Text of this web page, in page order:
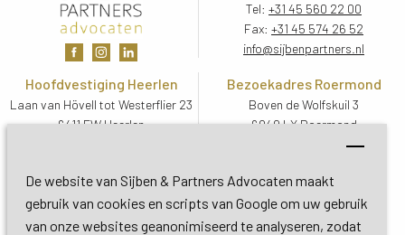
De website van Sijben & Partners Advocaten maakt
gebruik van cookies en scripts van Google om uw gebruik
van onze websites geanonimiseerd te analyseren, zodat
Tel: +31 45 560 22 00
Fax: +31 45 574 26 52
info@sijbenpartners.nl
Hoofdvestiging Heerlen
Laan van Hövell tot Westerflier 23
6411 EW Heerlen
Bezoekadres Roermond
Boven de Wolfskuil 3
6049 LX Roermond
Routebeschrijving
Bezoekadres De Bilt
Soestdijkseweg Zuid 13
3732 HC De Bilt (Utrecht)